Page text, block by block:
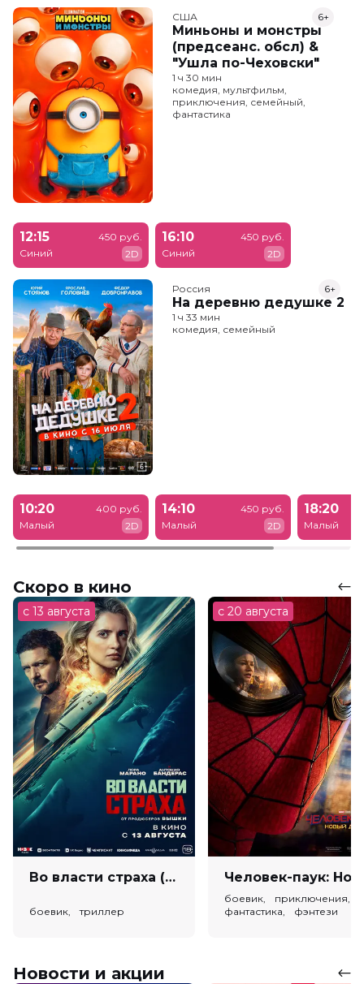
США
Миньоны и монстры
(предсеанс. обсл) &
"Ушла по-Чеховски"
6+
1 ч 30 мин
комедия, мультфильм,
приключения, семейный,
фантастика
12:15
Синий
450 руб.
2D
16:10
Синий
450 руб.
2D
Россия
На деревню дедушке 2
6+
1 ч 33 мин
комедия, семейный
10:20
Малый
400 руб.
2D
14:10
Малый
450 руб.
2D
18:20
Малый
Скоро в кино
с 13 августа
Во власти страха (18+)
боевик, триллер
с 20 августа
боевик, приключения,
фантастика, фэнтези
Новости и акции